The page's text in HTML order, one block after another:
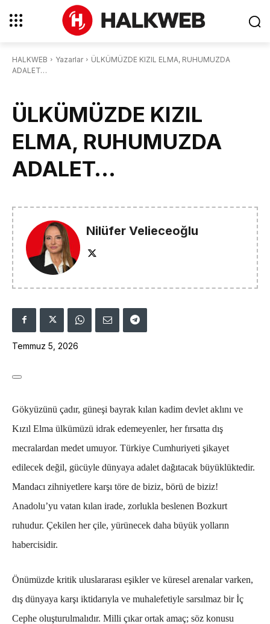
HALKWEB Yazarlar
ÜLKÜMÜZDE KIZIL ELMA, RUHUMUZDA
ADALET…
ÜLKÜMÜZDE KIZIL
ELMA, RUHUMUZDA
ADALET…
Nilüfer Velieceoğlu
Temmuz 5, 2026
Gökyüzünü çadır, güneşi bayrak kılan kadim devlet aklını ve
Kızıl Elma ülkümüzü idrak edemeyenler, her fırsatta dış
mecralardan medet umuyor. Türkiye Cumhuriyeti şikayet
edilecek değil, gücüyle dünyaya adalet dağıtacak büyüklüktedir.
Mandacı zihniyetlere karşı töre de biziz, börü de biziz!
Anadolu’yu vatan kılan irade, zorlukla beslenen Bozkurt
ruhudur. Çekilen her çile, yürünecek daha büyük yolların
habercisidir.
Önümüzde kritik uluslararası eşikler ve küresel arenalar varken,
dış dünyaya karşı iktidarıyla ve muhalefetiyle sarsılmaz bir İç
Cephe oluşturulmalıdır. Milli çıkar ortak amaç; söz konusu